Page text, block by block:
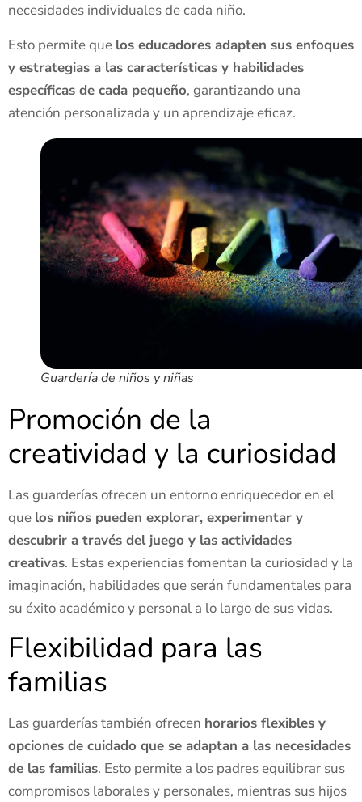
necesidades individuales de cada niño.
Esto permite que los educadores adapten sus enfoques
y estrategias a las características y habilidades
específicas de cada pequeño, garantizando una
atención personalizada y un aprendizaje eficaz.
Guardería de niños y niñas
Promoción de la
creatividad y la curiosidad
Las guarderías ofrecen un entorno enriquecedor en el
que los niños pueden explorar, experimentar y
descubrir a través del juego y las actividades
creativas. Estas experiencias fomentan la curiosidad y la
imaginación, habilidades que serán fundamentales para
su éxito académico y personal a lo largo de sus vidas.
Flexibilidad para las
familias
Las guarderías también ofrecen horarios flexibles y
opciones de cuidado que se adaptan a las necesidades
de las familias. Esto permite a los padres equilibrar sus
compromisos laborales y personales, mientras sus hijos